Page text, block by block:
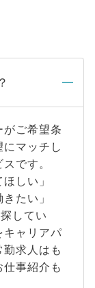
ご希望条
マッチし
です。
しい」
たい」
してい
キャリアパ
求人はも
事紹介も